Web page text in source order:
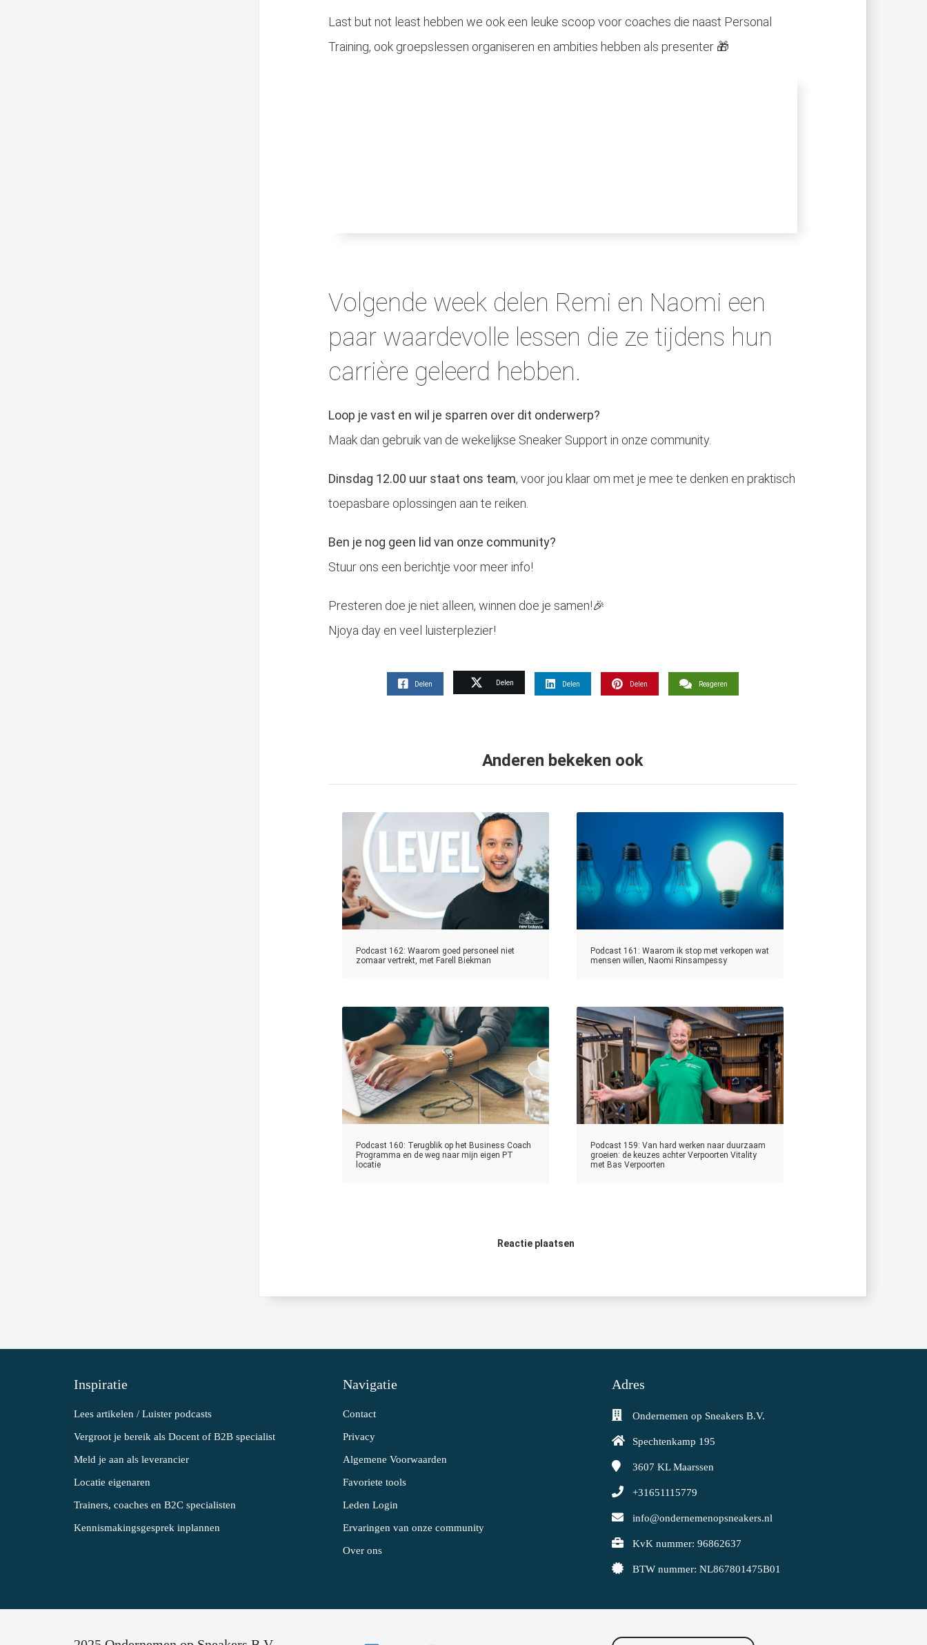
Last but not least hebben we ook een leuke scoop voor coaches die naast Personal
Training, ook groepslessen organiseren en ambities hebben als presenter 🎁
Volgende week delen Remi en Naomi een
paar waardevolle lessen die ze tijdens hun
carrière geleerd hebben.
Loop je vast en wil je sparren over dit onderwerp?
Maak dan gebruik van de wekelijkse Sneaker Support in onze community.
Dinsdag 12.00 uur staat ons team, voor jou klaar om met je mee te denken en praktisch
toepasbare oplossingen aan te reiken.
Ben je nog geen lid van onze community?
Stuur ons een berichtje voor meer info!
Presteren doe je niet alleen, winnen doe je samen!🎉
Njoya day en veel luisterplezier!
Delen Delen Delen Delen Reageren
Anderen bekeken ook
Podcast 162: Waarom goed personeel niet
zomaar vertrekt, met Farell Biekman
Podcast 161: Waarom ik stop met verkopen wat
mensen willen, Naomi Rinsampessy
Podcast 160: Terugblik op het Business Coach
Programma en de weg naar mijn eigen PT
locatie
Podcast 159: Van hard werken naar duurzaam
groeien: de keuzes achter Verpoorten Vitality
met Bas Verpoorten
Reactie plaatsen
Inspiratie
Lees artikelen / Luister podcasts
Vergroot je bereik als Docent of B2B specialist
Meld je aan als leverancier
Locatie eigenaren
Trainers, coaches en B2C specialisten
Kennismakingsgesprek inplannen
Navigatie
Contact
Privacy
Algemene Voorwaarden
Favoriete tools
Leden Login
Ervaringen van onze community
Over ons
Adres
Ondernemen op Sneakers B.V.
Spechtenkamp 195
3607 KLMaarssen
+31651115779
info@ondernemenopsneakers.nl
KvK nummer: 96862637
BTW nummer: NL867801475B01